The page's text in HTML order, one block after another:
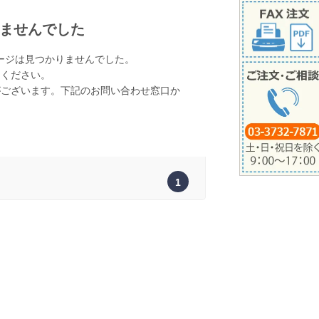
せんでした
は見つかりませんでした。
ださい。
ざいます。下記のお問い合わせ窓口か
1